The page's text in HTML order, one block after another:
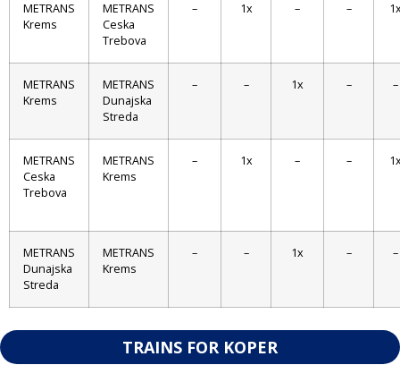
METRANS
Krems
METRANS
Ceska
Trebova
– 1x – –
METRANS
Krems
METRANS
Dunajska
Streda
– – 1x – –
METRANS
Ceska
Trebova
METRANS
Krems
– 1x – –
METRANS
Dunajska
Streda
METRANS
Krems
– – 1x – –
TRAINS FOR KOPER